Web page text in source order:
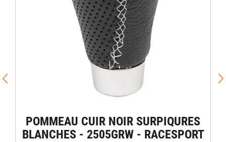
POMMEAU CUIR NOIR SURPIQURES
BLANCHES - 2505GRW - RACESPORT